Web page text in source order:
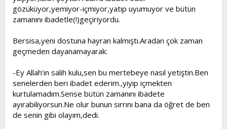
gözüküyor,yemiyor-içmiyor,yatıp uyumuyor ve bütün
zamanını ibadetle(!)geçiriyordu.
Bersisa,yeni dostuna hayran kalmıştı.Aradan çok zaman
geçmeden dayanamayarak:
-Ey Allah'ın salih kulu,sen bu mertebeye nasıl yetiştin.Ben
senelerden beri ibadet ederim.,yiyip içmekten
kurtulamadım.Sense bütün zamanını ibadete
ayırabiliyorsun.Ne olur bunun sırrını bana da öğret de ben
de senin gibi olayım,dedi.